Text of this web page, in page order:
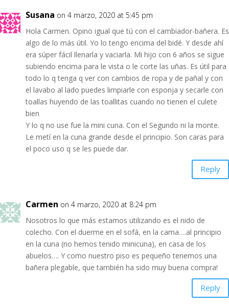
Susana on 4 marzo, 2020 at 5:45 pm
Hola Carmen. Opino igual que tú con el cambiador-bañera. Es
algo de lo más útil. Yo lo tengo encima del bidé. Y desde ahí
era súper fácil llenarla y vaciarla. Mi hijo con 6 años se sigue
subiendo encima para le vista o le corte las uñas. Es útil para
todo lo q tenga q ver con cambios de ropa y de pañal y con
el lavabo al lado puedes limpiarle con esponja y secarle con
toallas huyendo de las toallitas cuando no tienen el culete
bien
Y lo q no use fue la mini cuna. Con el Segundo ni la monte.
Le metí en la cuna grande desde el principio. Son caras para
el poco uso q se les puede dar.
Reply
Carmen on 4 marzo, 2020 at 8:24 pm
Nosotros lo que más estamos utilizando es el nido de
colecho. Con el duerme en el sofá, en la cama….al principio
en la cuna (no hemos tenido minicuna), en casa de los
abuelos…. Y como nuestro piso es pequeño tenemos una
bañera plegable, que también ha sido muy buena compra!
Reply